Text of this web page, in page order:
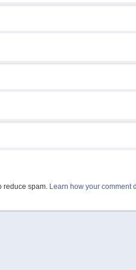
reduce spam. Learn how your comment